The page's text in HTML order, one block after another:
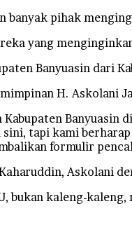
banyak pihak
yang
Banyuasin dari
H. Askolani
Kabupaten
sini, tapi kami
formulir
Askolani
bukan kaleng-